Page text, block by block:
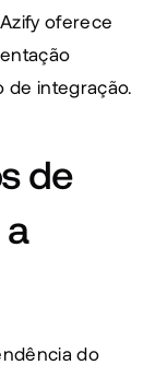
oferece
de integração.
de
do